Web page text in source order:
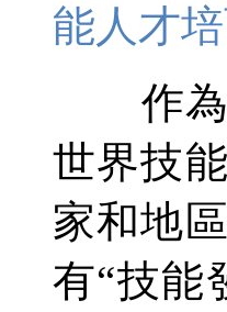
能人才
作為
世界技
家和地
有“技能